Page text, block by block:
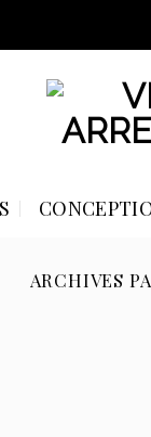
ARCHIVES